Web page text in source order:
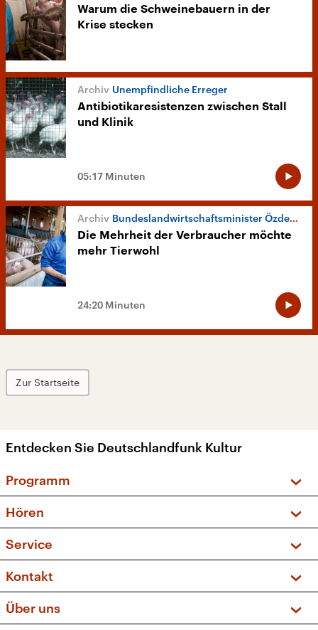
Warum die Schweinebauern in der
Krise stecken
Unempfindliche Erreger
Antibiotikaresistenzen zwischen Stall
und Klinik
05:17 Minuten
Bundeslandwirtschaftsminister Özdemir
Die Mehrheit der Verbraucher möchte
mehr Tierwohl
24:20 Minuten
Zur Startseite
Entdecken Sie Deutschlandfunk Kultur
Programm
Sendungen und Podcasts
Musikliste
Kakadu – Das Kinderprogramm
Hören
Frequenzen (UKW + DAB+)
Service
FAQ
Apps
Newsletter
Kontakt
Social Media
Über uns